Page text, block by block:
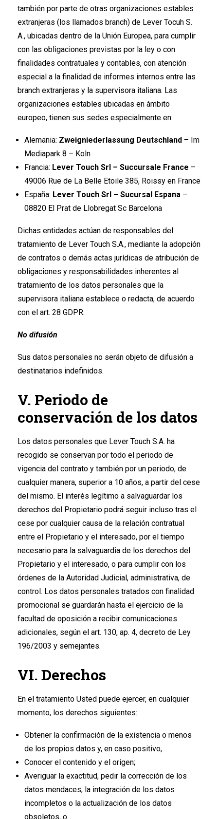
también por parte de otras organizaciones estables
extranjeras (los llamados branch) de Lever Tocuh S.
A., ubicadas dentro de la Unión Europea, para cumplir
con las obligaciones previstas por la ley o con
finalidades contratuales y contables, con atención
especial a la finalidad de informes internos entre las
branch extranjeras y la supervisora italiana. Las
organizaciones estables ubicadas en ámbito
europeo, tienen sus sedes especialmente en:
Alemania: Zweigniederlassung Deutschland – Im
Mediapark 8 – Koln
Francia: Lever Touch Srl – Succursale France –
49006 Rue de La Belle Etoile 385, Roissy en France
España: Lever Touch Srl – Sucursal Espana –
08820 El Prat de Llobregat Sc Barcelona
Dichas entidades actúan de responsables del
tratamiento de Lever Touch S.A., mediante la adopción
de contratos o demás actas jurídicas de atribución de
obligaciones y responsabilidades inherentes al
tratamiento de los datos personales que la
supervisora italiana establece o redacta, de acuerdo
con el art. 28 GDPR.
No difusión
Sus datos personales no serán objeto de difusión a
destinatarios indefinidos.
V. Periodo de
conservación de los datos
Los datos personales que Lever Touch S.A. ha
recogido se conservan por todo el periodo de
vigencia del contrato y también por un periodo, de
cualquier manera, superior a 10 años, a partir del cese
del mismo. El interés legítimo a salvaguardar los
derechos del Propietario podrá seguir incluso tras el
cese por cualquier causa de la relación contratual
entre el Propietario y el interesado, por el tiempo
necesario para la salvaguardia de los derechos del
Propietario y el interesado, o para cumplir con los
órdenes de la Autoridad Judicial, administrativa, de
control. Los datos personales tratados con finalidad
promocional se guardarán hasta el ejercicio de la
facultad de oposición a recibir comunicaciones
adicionales, según el art. 130, ap. 4, decreto de Ley
196/2003 y semejantes.
VI. Derechos
En el tratamiento Usted puede ejercer, en cualquier
momento, los derechos siguientes:
Obtener la confirmación de la existencia o menos
de los propios datos y, en caso positivo,
Conocer el contenido y el origen;
Averiguar la exactitud, pedir la corrección de los
datos mendaces, la integración de los datos
incompletos o la actualización de los datos
obsoletos, o